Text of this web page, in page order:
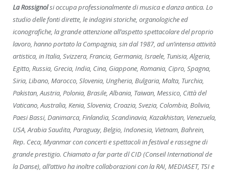
La Rossignolsi occupa professionalmente di musica e danza antica. Lo
studio delle fonti dirette, le indagini storiche, organologiche ed
iconografiche, la grande attenzione all’aspetto spettacolare del proprio
lavoro, hanno portato la Compagnia, sin dal 1987, ad un’intensa attività
artistica, in Italia, Svizzera, Francia, Germania, Israele, Tunisia, Algeria,
Egitto, Russia, Grecia, India, Cina, Giappone, Romania, Cipro, Spagna,
Siria, Libano, Marocco, Slovenia, Ungheria, Bulgaria, Malta, Turchia,
Pakistan, Austria, Polonia, Brasile, Albania, Taiwan, Messico, Città del
Vaticano, Australia, Kenia, Slovenia, Croazia, Svezia, Colombia, Bolivia,
Paesi Bassi, Danimarca, Finlandia, Scandinavia, Kazakhistan, Venezuela,
USA, Arabia Saudita, Paraguay, Belgio, Indonesia, Vietnam, Bahrein,
Rep. Ceca, Myanmarcon concerti e spettacoli in festival e rassegne di
grande prestigio. Chiamato a far parte dl CID (Conseil International de
la Danse), all’attivo ha inoltre collaborazioni con la RAI, MEDIASET, TSI e